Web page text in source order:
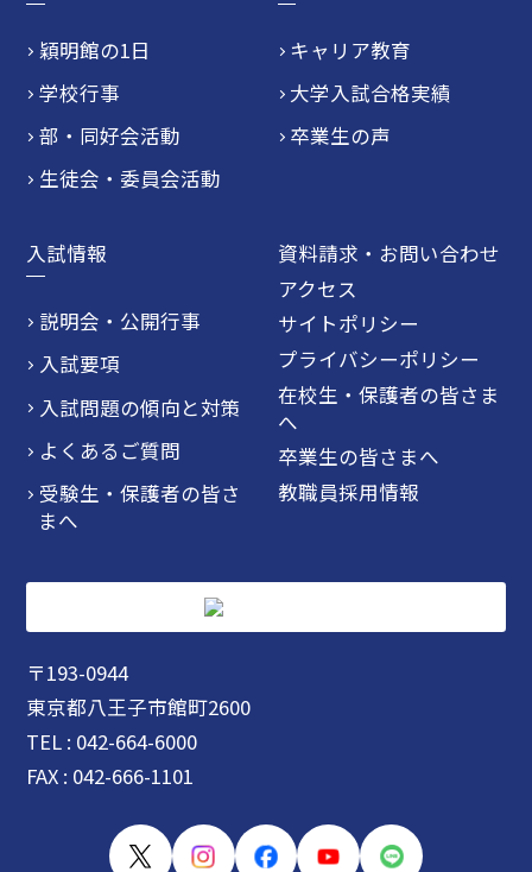
穎明館の1日
学校行事
部・同好会活動
生徒会・委員会活動
キャリア教育
大学入試合格実績
卒業生の声
入試情報
説明会・公開行事
入試要項
入試問題の傾向と対策
よくあるご質問
受験生・保護者の皆さ
まへ
資料請求・お問い合わせ
アクセス
サイトポリシー
プライバシーポリシー
在校生・保護者の皆さま
へ
卒業生の皆さまへ
教職員採用情報
〒193-0944
東京都八王子市館町2600
TEL : 042-664-6000
FAX : 042-666-1101